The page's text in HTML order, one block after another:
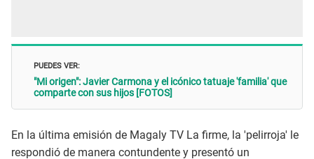
PUEDES VER:
"Mi origen": Javier Carmona y el icónico tatuaje 'familia' que
comparte con sus hijos [FOTOS]
En la última emisión de Magaly TV La firme, la 'pelirroja' le
respondió de manera contundente y presentó un